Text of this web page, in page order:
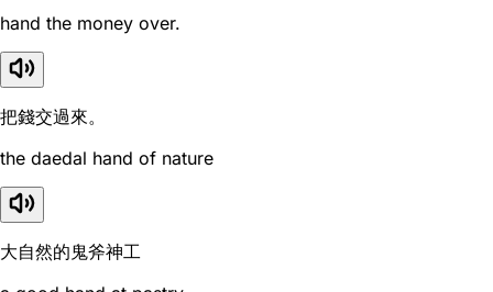
hand the money over.
把錢交過來。
the daedal hand of nature
大自然的鬼斧神工